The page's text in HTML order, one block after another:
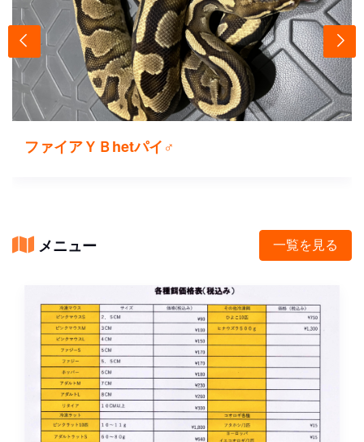
ファイアＹＢhetパイ♂
メニュー 一覧を見る